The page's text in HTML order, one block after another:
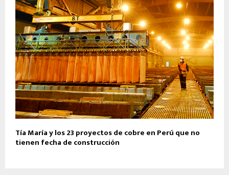
Tía María y los 23 proyectos de cobre en Perú que no
tienen fecha de construcción